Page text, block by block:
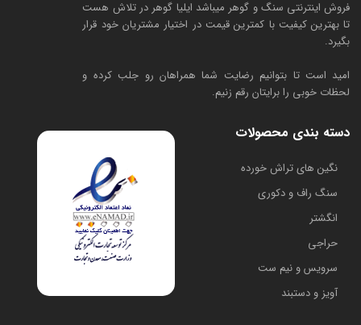
فروش اینترنتی سنگ و گوهر میباشد ایلیا گوهر در تلاش هست
تا بهترین کیفیت با کمترین قیمت در اختیار مشتریان خود قرار
بگیرد.
امید است تا بتوانیم رضایت شما همراهان رو جلب کرده و
لحظات خوبی را برایتان رقم زنیم.
دسته بندی محصولات
​نگین های تراش خورده
سنگ راف و دکوری
انگشتر
حراجی
سرویس و نیم ست
آویز و دستبند